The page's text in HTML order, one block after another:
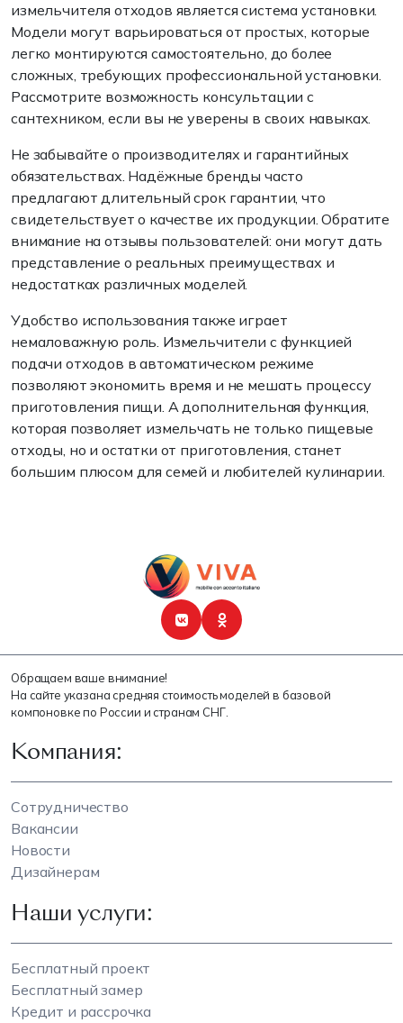
измельчителя отходов является система установки.
Модели могут варьироваться от простых, которые
легко монтируются самостоятельно, до более
сложных, требующих профессиональной установки.
Рассмотрите возможность консультации с
сантехником, если вы не уверены в своих навыках.
Не забывайте о производителях и гарантийных
обязательствах. Надёжные бренды часто
предлагают длительный срок гарантии, что
свидетельствует о качестве их продукции. Обратите
внимание на отзывы пользователей: они могут дать
представление о реальных преимуществах и
недостатках различных моделей.
Удобство использования также играет
немаловажную роль. Измельчители с функцией
подачи отходов в автоматическом режиме
позволяют экономить время и не мешать процессу
приготовления пищи. А дополнительная функция,
которая позволяет измельчать не только пищевые
отходы, но и остатки от приготовления, станет
большим плюсом для семей и любителей кулинарии.
Обращаем ваше внимание!
На сайте указана средняя стоимость моделей в базовой
компоновке по России и странам СНГ.
Компания:
Сотрудничество
Вакансии
Новости
Дизайнерам
Наши услуги:
Бесплатный проект
Бесплатный замер
Кредит и рассрочка